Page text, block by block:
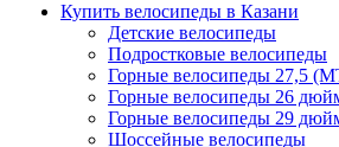
Купить велосипеды в Казани
Детские велосипеды
Подростковые велосипеды
Горные велосипеды 27,5
Горные велосипеды 26
Горные велосипеды 29
Шоссейные велосипеды